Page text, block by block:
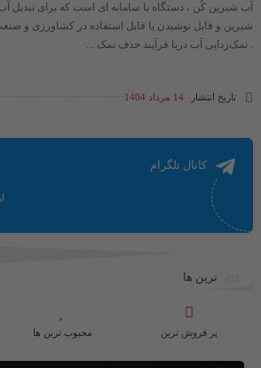
آب شیرین کُن ، دستگاه یا سامانه ای است که برای تبدیل
شیرین و قابل نوشیدن یا قابل استفاده در کشاورزی و
. نمک‌زدایی آب دریا فرآیند حذف نمک ...
تاریخ انتشار 14 مرداد 1404
کانال تلگرام
ترین ها
پر فروش ترین محبوب ترین ها